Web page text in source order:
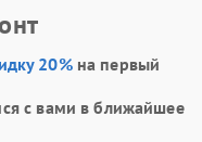
20%на первый
с вами в ближайшее